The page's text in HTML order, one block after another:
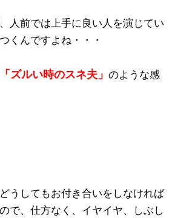
人前では上手に良い人を演じてい
くんですよね・・・
「ズルい時のスネ夫」 のような感
うしてもお付き合いをしなければ
で、仕方なく、イヤイヤ、しぶし